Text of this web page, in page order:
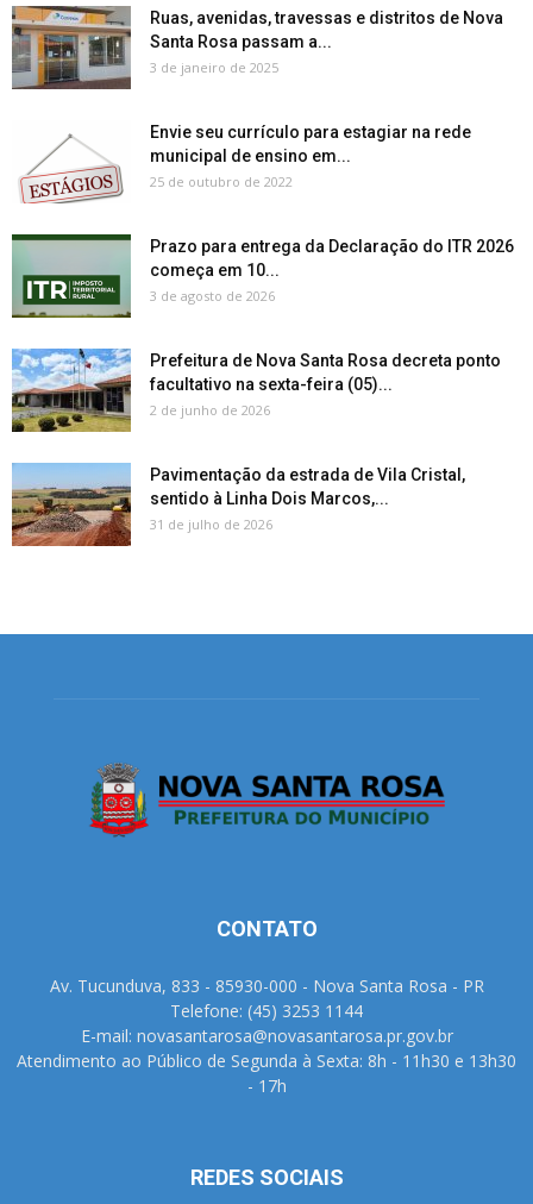
Ruas, avenidas, travessas e distritos de Nova
Santa Rosa passam a...
3 de janeiro de 2025
Envie seu currículo para estagiar na rede
municipal de ensino em...
25 de outubro de 2022
Prazo para entrega da Declaração do ITR 2026
começa em 10...
3 de agosto de 2026
Prefeitura de Nova Santa Rosa decreta ponto
facultativo na sexta-feira (05)...
2 de junho de 2026
Pavimentação da estrada de Vila Cristal,
sentido à Linha Dois Marcos,...
31 de julho de 2026
CONTATO
Av. Tucunduva, 833 - 85930-000 - Nova Santa Rosa - PR
Telefone: (45) 3253 1144
E-mail: novasantarosa@novasantarosa.pr.gov.br
Atendimento ao Público de Segunda à Sexta: 8h - 11h30 e 13h30
- 17h
REDES SOCIAIS